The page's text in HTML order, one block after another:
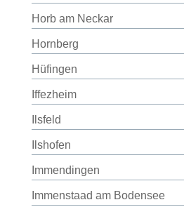
Horb am Neckar
Hornberg
Hüfingen
Iffezheim
Ilsfeld
Ilshofen
Immendingen
Immenstaad am Bodensee